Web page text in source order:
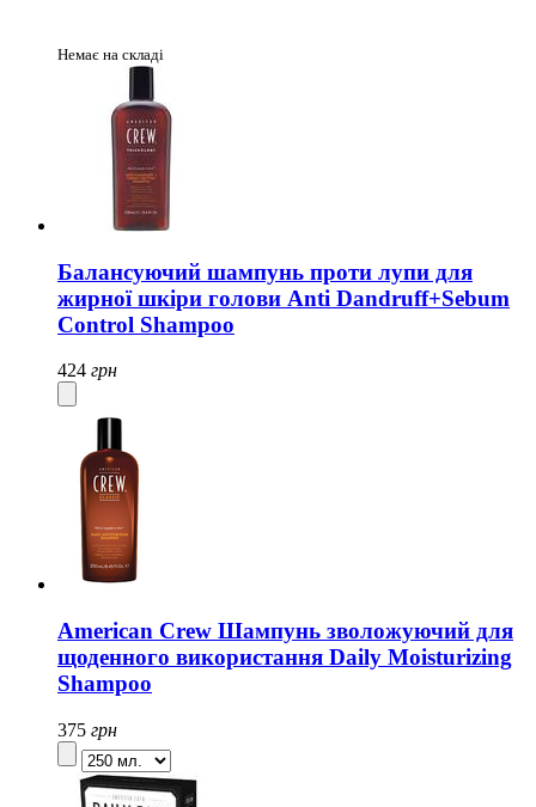
Немає на складі
Балансуючий шампунь проти лупи для
жирної шкіри голови Anti Dandruff+Sebum
Control Shampoo
424 грн
American Crew Шампунь зволожуючий для
щоденного використання Daily Moisturizing
Shampoo
375 грн